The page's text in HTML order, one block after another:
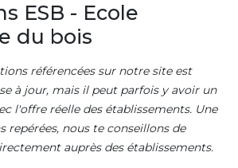
ESB - Ecole
du bois
référencées sur notre site est
à jour, mais il peut parfois y avoir un
l'offre réelle des établissements. Une
repérées, nous te conseillons de
auprès des établissements.